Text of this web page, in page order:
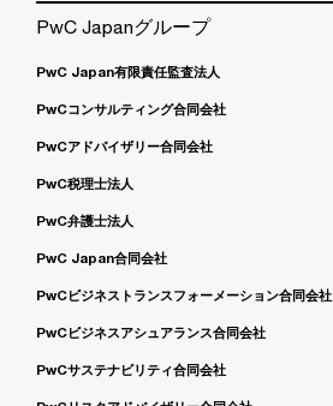
PwC Japanグループ
PwC Japan有限責任監査法人
PwCコンサルティング合同会社
PwCアドバイザリー合同会社
PwC税理士法人
PwC弁護士法人
PwC Japan合同会社
PwCビジネストランスフォーメーション合同会社
PwCビジネスアシュアランス合同会社
PwCサステナビリティ合同会社